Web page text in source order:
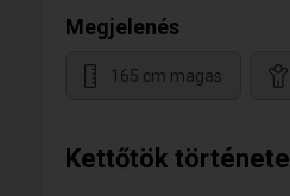
Kettőtök története
Megjelenés
165 cm magas